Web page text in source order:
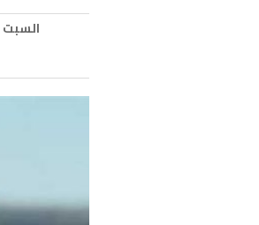
السبت 05/يوليو/2025 - 01:00 م